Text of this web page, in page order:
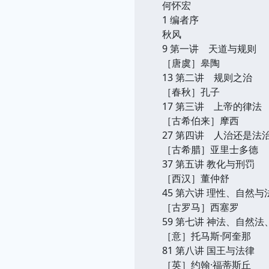
何怀宏
1 编者序
秋风
9 第一讲 天道与规则
［唐虞］皋陶
13 第二讲 规则之治
［春秋］孔子
17 第三讲 上帝的律法
［古希伯来］摩西
27 第四讲 人治还是法
［古希腊］亚里士多德
37 第五讲 教化与刑罚
［西汉］董仲舒
45 第六讲 理性、自然与
［古罗马］西塞罗
59 第七讲 神法、自然法
［意］托马斯·阿奎那
81 第八讲 国王与法律
［英］约翰·福蒂斯丘